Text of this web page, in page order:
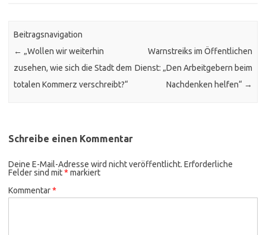
Beitragsnavigation
← „Wollen wir weiterhin
zusehen, wie sich die Stadt dem
totalen Kommerz verschreibt?“
Warnstreiks im Öffentlichen
Dienst: „Den Arbeitgebern beim
Nachdenken helfen“ →
Schreibe einen Kommentar
Deine E-Mail-Adresse wird nicht veröffentlicht. Erforderliche
Felder sind mit* markiert
Kommentar*